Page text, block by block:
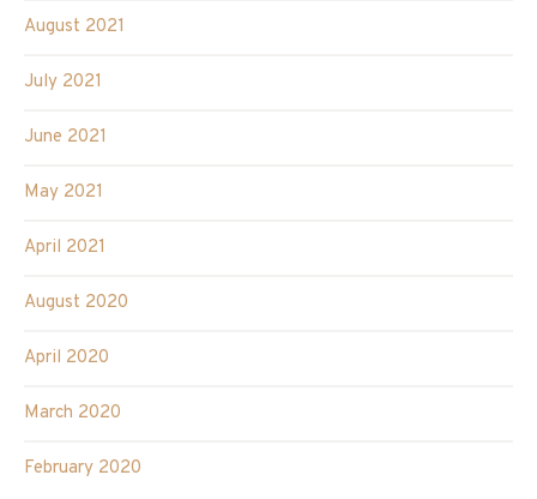
August 2021
July 2021
June 2021
May 2021
April 2021
August 2020
April 2020
March 2020
February 2020